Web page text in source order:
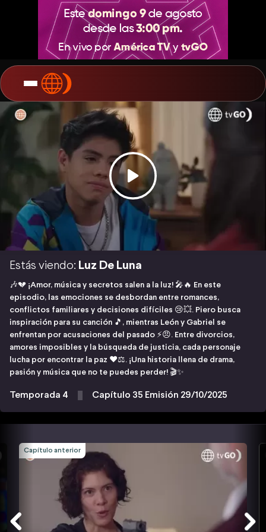
Estás viendo: Luz De Luna
🎶💔 ¡Amor, música y secretos salen a la luz! 🎤🔥 En este
episodio, las emociones se desbordan entre romances,
conflictos familiares y decisiones difíciles 😢💥. Piero busca
inspiración para su canción 🎵, mientras León y Gabriel se
enfrentan por acusaciones del pasado ⚡😠. Entre divorcios,
amores imposibles y la búsqueda de justicia, cada personaje
lucha por encontrar la paz ❤️⚖️. ¡Una historia llena de drama,
pasión y música que no te puedes perder! 🎬✨
Temporada 4 Capítulo 35 Emisión 29/10/2025
Capítulo anterior